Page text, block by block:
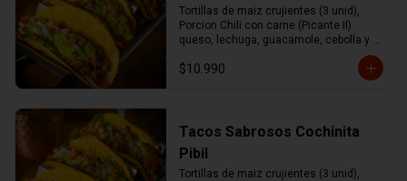
Tortillas de maiz crujientes (3 unid),
Porcion Chili con carne (Picante II)
queso, lechuga, guacamole, cebolla y
$10.990
Tacos Sabrosos Cochinita
Pibil
Tortillas de maiz crujientes (3 unid),